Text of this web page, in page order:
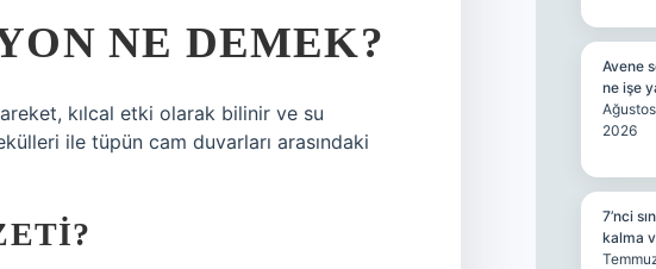
NE DEMEK?
kılcal etki olarak bilinir ve su
ile tüpün cam duvarları arasındaki
Avene
ne işe
2026
7’nci
kalma